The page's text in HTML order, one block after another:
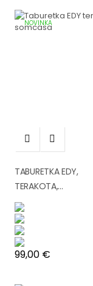
NOVINKA
 
TABURETKA EDY,
TERAKOTA,...
Cena
99,00 €